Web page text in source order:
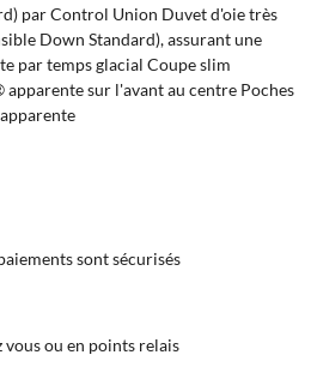
par Control Union Duvet d'oie très
Down Standard), assurant une
par temps glacial Coupe slim
apparente sur l'avant au centre Poches
sont sécurisés
vous ou en points relais